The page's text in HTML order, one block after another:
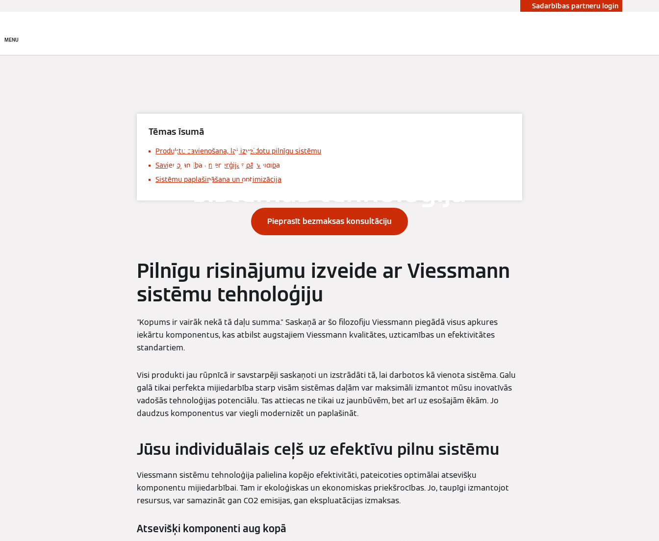
Sadarbības partneru login
MENU
Jūsu Viessmann apkures
sistēmas tehnoloģija
Pieprasīt bezmaksas konsultāciju
Tēmas īsumā
Produktu savienošana, lai izveidotu pilnīgu sistēmu
Savienojamība un enerģijas pārvaldība
Sistēmu paplašināšana un optimizācija
Pilnīgu risinājumu izveide ar Viessmann
sistēmu tehnoloģiju
"Kopums ir vairāk nekā tā daļu summa." Saskaņā ar šo filozofiju Viessmann piegādā visus apkures
iekārtu komponentus, kas atbilst augstajiem Viessmann kvalitātes, uzticamības un efektivitātes
standartiem.
Visi produkti jau rūpnīcā ir savstarpēji saskaņoti un izstrādāti tā, lai darbotos kā vienota sistēma. Galu
galā tikai perfekta mijiedarbība starp visām sistēmas daļām var maksimāli izmantot mūsu inovatīvās
vadošās tehnoloģijas potenciālu. Tas attiecas ne tikai uz jaunbūvēm, bet arī uz esošajām ēkām. Jo
daudzus komponentus var viegli modernizēt un paplašināt.
Jūsu individuālais ceļš uz efektīvu pilnu sistēmu
Viessmann sistēmu tehnoloģija palielina kopējo efektivitāti, pateicoties optimālai atsevišķu
komponentu mijiedarbībai. Tam ir ekoloģiskas un ekonomiskas priekšrocības. Jo, taupīgi izmantojot
resursus, var samazināt gan CO2 emisijas, gan ekspluatācijas izmaksas.
Atsevišķi komponenti aug kopā